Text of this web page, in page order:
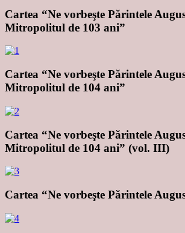
Cartea “Ne vorbeşte Părintele
Mitropolitul de 103 ani”
Cartea “Ne vorbeşte Părintele
Mitropolitul de 104 ani”
Cartea “Ne vorbeşte Părintele
Mitropolitul de 104 ani” (vol. III)
Cartea “Ne vorbeşte Părintele